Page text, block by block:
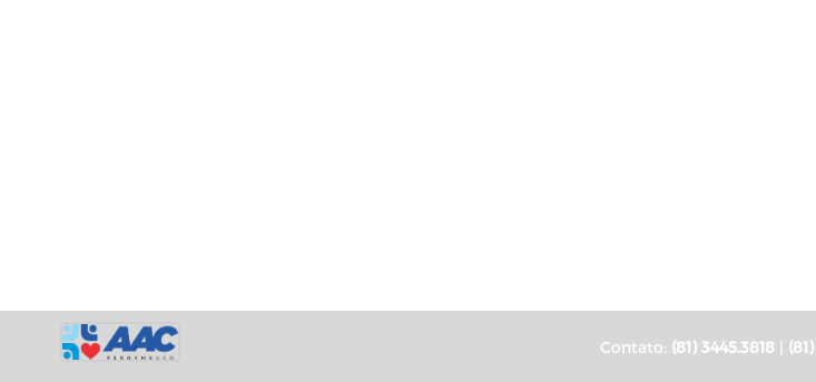
Contato: (81) 3445.3818|